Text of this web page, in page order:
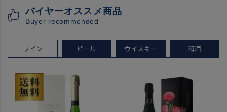
バイヤーオススメ商品
Buyer recommended
ワイン ビール ウイスキー 和酒